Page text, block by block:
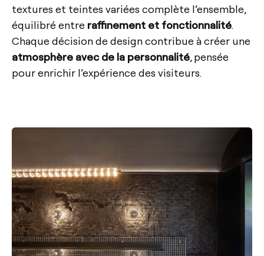
textures et teintes variées complète l’ensemble,
équilibré entre raffinement et fonctionnalité.
Chaque décision de design contribue à créer une
atmosphère avec de la personnalité, pensée
pour enrichir l’expérience des visiteurs.